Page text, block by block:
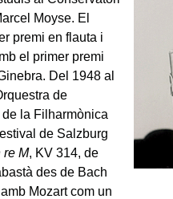
Moyse. El
premi en flauta i
el primer premi
Del 1948 al
de
la Filharmònica
de Salzburg
re M, KV 314, de
des de Bach
Mozart com un